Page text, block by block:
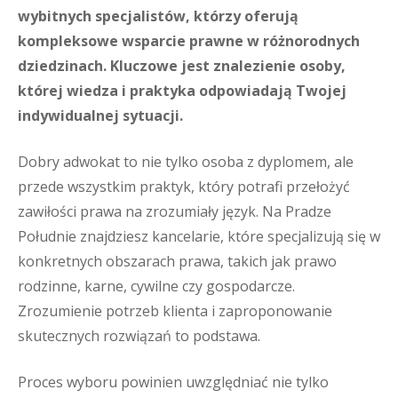
wybitnych specjalistów, którzy oferują
kompleksowe wsparcie prawne w różnorodnych
dziedzinach. Kluczowe jest znalezienie osoby,
której wiedza i praktyka odpowiadają Twojej
indywidualnej sytuacji.
Dobry adwokat to nie tylko osoba z dyplomem, ale
przede wszystkim praktyk, który potrafi przełożyć
zawiłości prawa na zrozumiały język. Na Pradze
Południe znajdziesz kancelarie, które specjalizują się w
konkretnych obszarach prawa, takich jak prawo
rodzinne, karne, cywilne czy gospodarcze.
Zrozumienie potrzeb klienta i zaproponowanie
skutecznych rozwiązań to podstawa.
Proces wyboru powinien uwzględniać nie tylko